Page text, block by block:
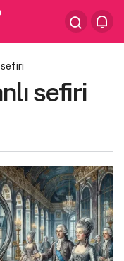
sefiri
sefiri